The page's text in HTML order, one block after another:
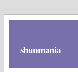
shunmania